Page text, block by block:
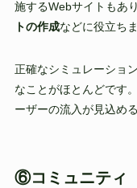
施するWebサイトもあ
トの作成などに役立ちま
正確なシミュレーショ
なことがほとんどです
ーザーの流入が見込め
⑥コミュニティ